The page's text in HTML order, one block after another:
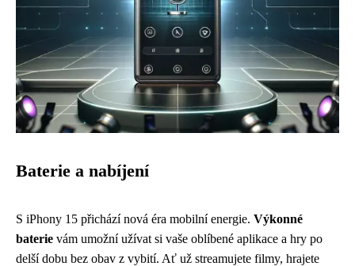
Baterie a nabíjení
S iPhony 15 přichází nová éra mobilní energie. Výkonné
baterie vám umožní užívat si vaše oblíbené aplikace a hry po
delší dobu bez obav z vybití. Ať už streamujete filmy, hrajete